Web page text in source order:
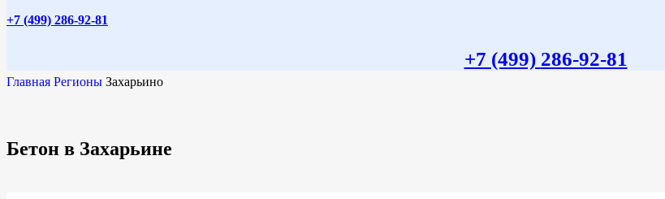
+7 (499) 286-92-81
+7 (499) 286-92-81
Главная Регионы Захарьино
Бетон в Захарьине